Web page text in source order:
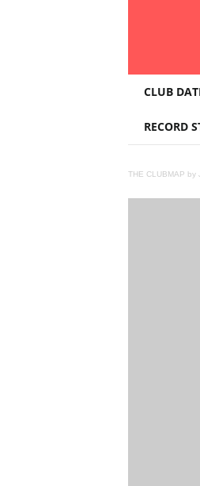
L
B
M
CLUB
RECORD
THE CLUBMAP by